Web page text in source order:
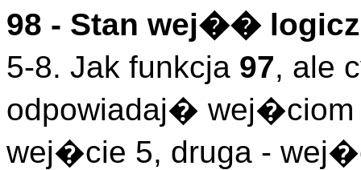
98 - Stan wej��
5-8. Jak funkcja 97, ale
odpowiadaj� wej�ciom
wej�cie 5, druga -